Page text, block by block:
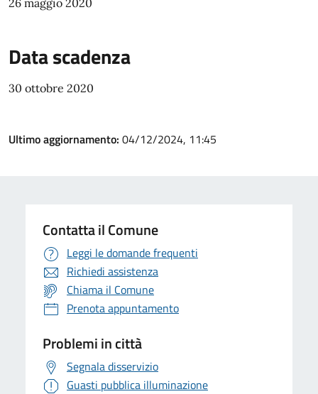
26 maggio 2020
Data scadenza
30 ottobre 2020
Ultimo aggiornamento: 04/12/2024, 11:45
Contatta il Comune
Leggi le domande frequenti
Richiedi assistenza
Chiama il Comune
Prenota appuntamento
Problemi in città
Segnala disservizio
Guasti pubblica illuminazione